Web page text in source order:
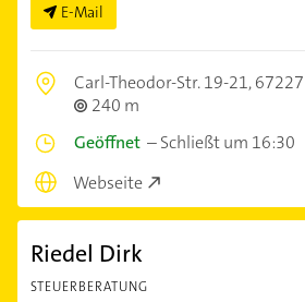
E-Mail
Carl-Theodor-Str. 19-21,
240 m
Geöffnet –Schließt um 16:30
Webseite
Riedel Dirk
STEUERBERATUNG